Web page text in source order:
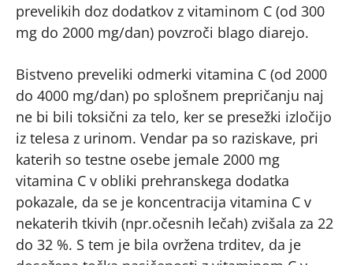
prevelikih doz dodatkov z vitaminom C (od 300
mg do 2000 mg/dan) povzroči blago diarejo.
Bistveno preveliki odmerki vitamina C (od 2000
do 4000 mg/dan) po splošnem prepričanju naj
ne bi bili toksični za telo, ker se presežki izločijo
iz telesa z urinom. Vendar pa so raziskave, pri
katerih so testne osebe jemale 2000 mg
vitamina C v obliki prehranskega dodatka
pokazale, da se je koncentracija vitamina C v
nekaterih tkivih (npr.očesnih lečah) zvišala za 22
do 32 %. S tem je bila ovržena trditev, da je